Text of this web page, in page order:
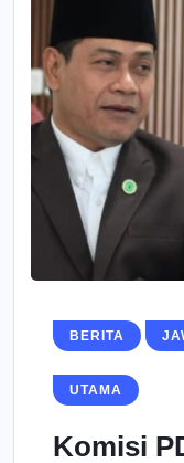
BERITA
UTAMA
Komisi